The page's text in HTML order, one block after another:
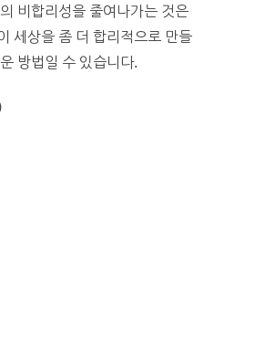
비합리성을 줄여나가는 것은
세상을 좀 더 합리적으로 만들
방법일 수 있습니다.